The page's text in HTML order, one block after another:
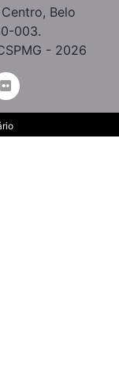
Belo
003.
- 2026